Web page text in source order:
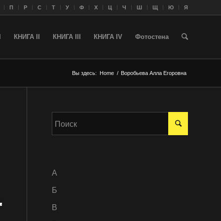
П Р С Т У Ф Х Ц Ч Ш Щ Ю Я
КНИГА II КНИГА III КНИГА IV Фотостена
Вы здесь: Home / Воробьева Алла Егоровна
A
Б
В